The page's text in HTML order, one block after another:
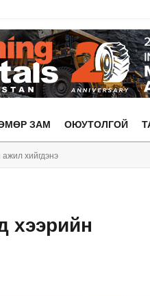
ЗАМ ОЮУТОЛГОЙ
хийгдэнэ
хээрийн